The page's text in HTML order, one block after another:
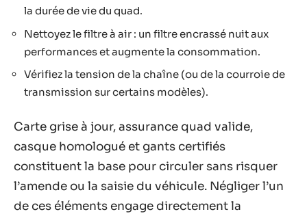
la durée de vie du quad.
Nettoyez le filtre à air : un filtre encrassé nuit aux
performances et augmente la consommation.
Vérifiez la tension de la chaîne (ou de la courroie de
transmission sur certains modèles).
Carte grise à jour, assurance quad valide,
casque homologué et gants certifiés
constituent la base pour circuler sans risquer
l’amende ou la saisie du véhicule. Négliger l’un
de ces éléments engage directement la